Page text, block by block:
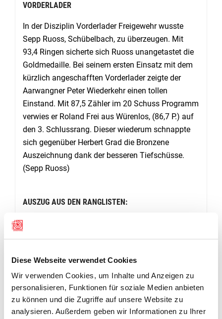
Diese Webseite verwendet Cookies
Wir verwenden Cookies, um Inhalte und Anzeigen zu
personalisieren, Funktionen für soziale Medien anbieten
zu können und die Zugriffe auf unsere Website zu
analysieren. Außerdem geben wir Informationen zu Ihrer
VORDERLADER
In der Disziplin Vorderlader Freigewehr wusste
Sepp Ruoss, Schübelbach, zu überzeugen. Mit
93,4 Ringen sicherte sich Ruoss unangetastet die
Goldmedaille. Bei seinem ersten Einsatz mit dem
kürzlich angeschafften Vorderlader zeigte der
Aarwangner Peter Wiederkehr einen tollen
Einstand. Mit 87,5 Zähler im 20 Schuss Programm
verwies er Roland Frei aus Würenlos, (86,7 P.) auf
den 3. Schlussrang. Dieser wiederum schnappte
sich gegenüber Herbert Grad die Bronzene
Auszeichnung dank der besseren Tiefschüsse.
(Sepp Ruoss)
AUSZUG AUS DEN RANGLISTEN:
2. Peter Wiederkehr, Aarwangen, (87,5); 3.
Thal, (86,1); 5. Adrian Weber, Arth, (82,5); 6.
Adrian Eichelberger, Madiswil, (80,6); 7.
Hanspeter Rüfenacht, Bottenwil, (71,1); 8.